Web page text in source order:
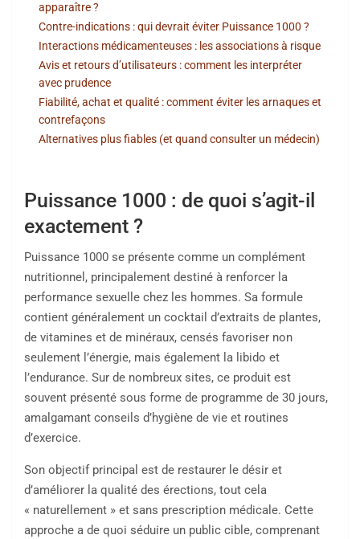
apparaître ?
Contre-indications : qui devrait éviter Puissance 1000 ?
Interactions médicamenteuses : les associations à risque
Avis et retours d’utilisateurs : comment les interpréter
avec prudence
Fiabilité, achat et qualité : comment éviter les arnaques et
contrefaçons
Alternatives plus fiables (et quand consulter un médecin)
Puissance 1000 : de quoi s’agit-il
exactement ?
Puissance 1000 se présente comme un complément
nutritionnel, principalement destiné à renforcer la
performance sexuelle chez les hommes. Sa formule
contient généralement un cocktail d’extraits de plantes,
de vitamines et de minéraux, censés favoriser non
seulement l’énergie, mais également la libido et
l’endurance. Sur de nombreux sites, ce produit est
souvent présenté sous forme de programme de 30 jours,
amalgamant conseils d’hygiène de vie et routines
d’exercice.
Son objectif principal est de restaurer le désir et
d’améliorer la qualité des érections, tout cela
« naturellement » et sans prescription médicale. Cette
approche a de quoi séduire un public cible, comprenant